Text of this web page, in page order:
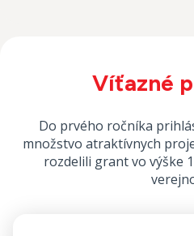
Víťazné
Do prvého ročníka
množstvo atraktívnych
rozdelili grant vo výške